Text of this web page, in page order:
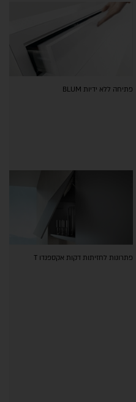
פתיחה ללא ידיות BLUM
פתרונות לחזיתות דקות אקספנדו T